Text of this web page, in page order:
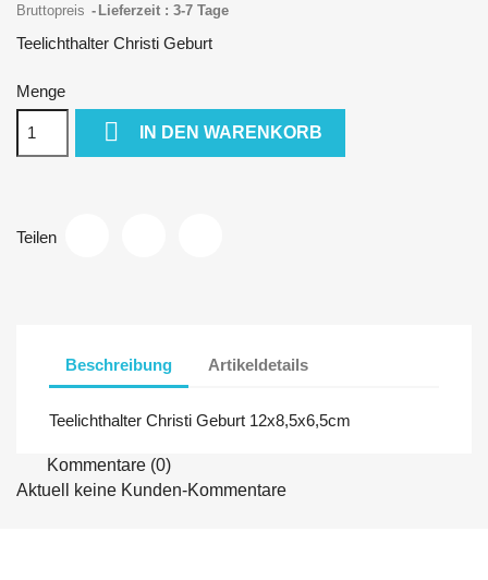
Bruttopreis Lieferzeit : 3-7 Tage
Teelichthalter Christi Geburt
Menge
 IN DEN WARENKORB
Teilen
Beschreibung Artikeldetails
Teelichthalter Christi Geburt 12x8,5x6,5cm
Kommentare (0)
Aktuell keine Kunden-Kommentare